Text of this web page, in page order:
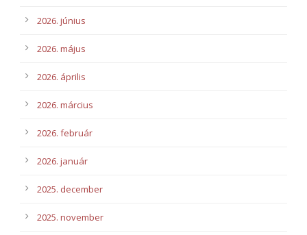
2026. június
2026. május
2026. április
2026. március
2026. február
2026. január
2025. december
2025. november